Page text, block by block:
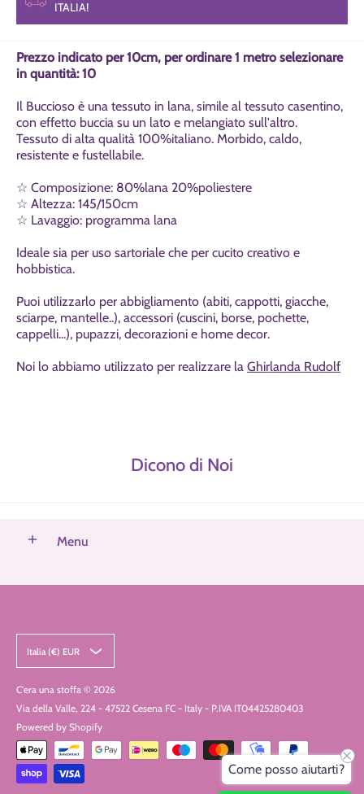
ITALIA!
Prezzo indicato per 10cm, per ordinare 1 metro selezionare
in quantità: 10
Il Buccioso è una tessuto in lana, simile al tessuto casentino,
con effetto buccia su un lato e melangiato sull'altro.
Tessuto di alta qualità 100%italiano. Morbido, caldo,
resistente e fustellabile.
☆ Composizione: 80%lana 20%poliestere
☆ Altezza: 145/150cm
☆ Lavaggio: programma lana
Ideale sia per uso sartoriale che per cucito creativo e
hobbistica.
Puoi utilizzarlo per abbigliamento (abiti, cappotti, giacche,
sciarpe, mantelle..), accessori (cuscini, borse, pochette,
cappelli...), pupazzi, decorazioni e home decor.
Noi lo abbiamo utilizzato per realizzare la Ghirlanda Rudolf
Dicono di Noi
Menu
Italia (€) EUR
C'era una stoffa © 2026
Via della Valle, 224 - 47522 Cesena FC - Italy - P.IVA IT04425280403
Powered by Shopify
Come posso aiutarti?